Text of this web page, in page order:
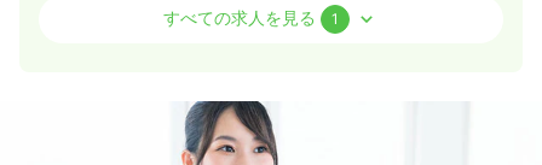
正・准看護師
/月 賞与3ヶ月
（休憩60分）
すべての求人を見る 1